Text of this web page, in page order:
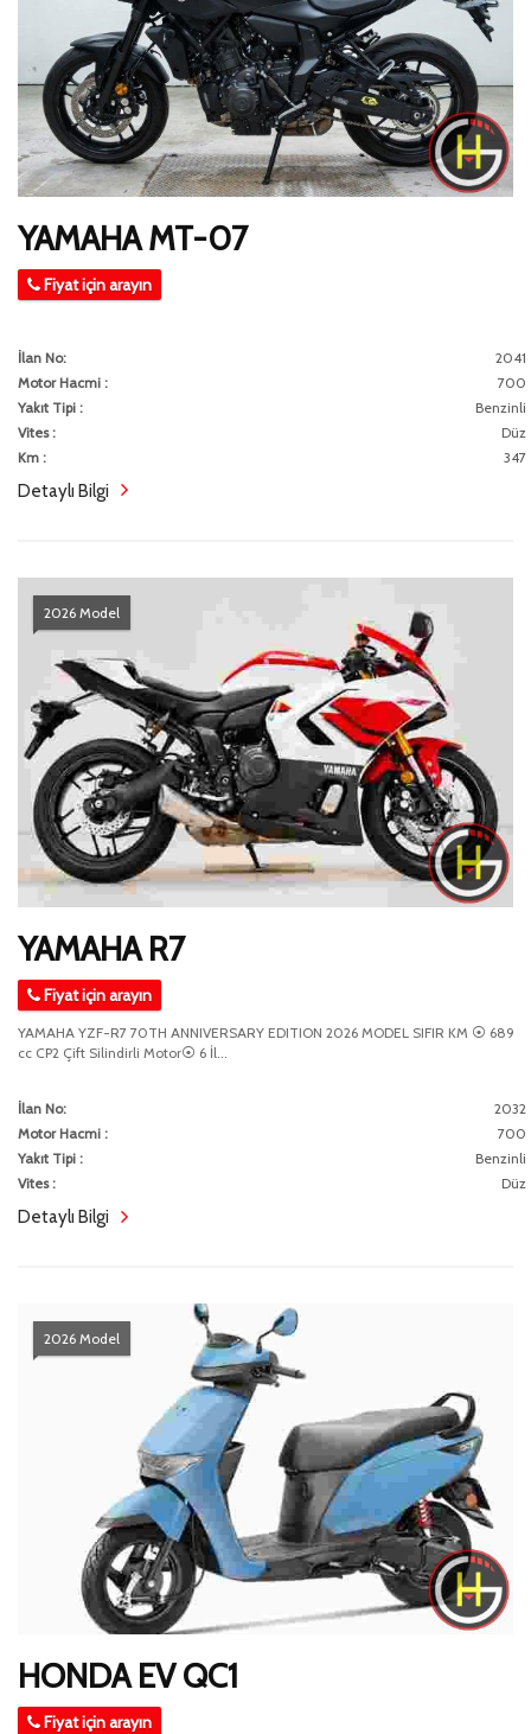
YAMAHA MT-07
Fiyat için arayın
İlan No:
2041
Motor Hacmi :
700
Yakıt Tipi :
Benzinli
Vites :
Düz
Km :
347
Detaylı Bilgi
2026 Model
YAMAHA R7
Fiyat için arayın
YAMAHA YZF-R7 70TH ANNIVERSARY EDITION 2026 MODEL SIFIR KM ⦿ 689
cc CP2 Çift Silindirli Motor⦿ 6 İl...
İlan No:
2032
Motor Hacmi :
700
Yakıt Tipi :
Benzinli
Vites :
Düz
Detaylı Bilgi
2026 Model
HONDA EV QC1
Fiyat için arayın